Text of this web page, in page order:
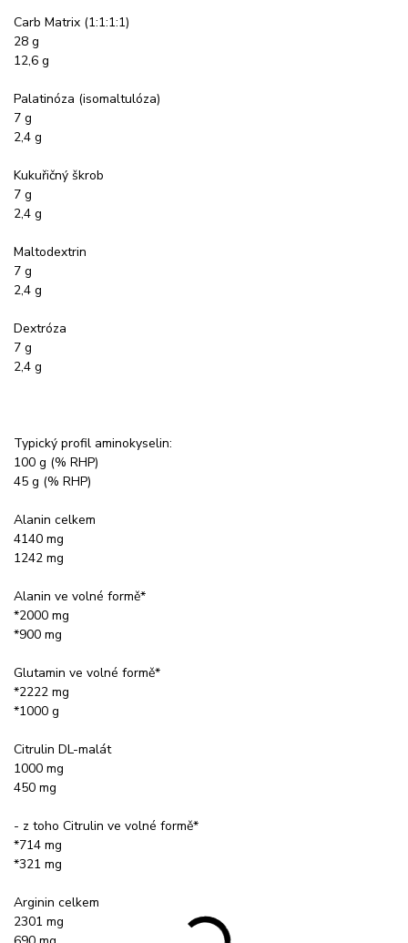
Carb Matrix (1:1:1:1)
28 g
12,6 g
Palatinóza (isomaltulóza)
7 g
2,4 g
Kukuřičný škrob
7 g
2,4 g
Maltodextrin
7 g
2,4 g
Dextróza
7 g
2,4 g
Typický profil aminokyselin:
100 g (% RHP)
45 g (% RHP)
Alanin celkem
4140 mg
1242 mg
Alanin ve volné formě*
*2000 mg
*900 mg
Glutamin ve volné formě*
*2222 mg
*1000 g
Citrulin DL-malát
1000 mg
450 mg
- z toho Citrulin ve volné formě*
*714 mg
*321 mg
Arginin celkem
2301 mg